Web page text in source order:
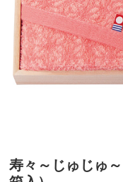
寿々～じゅじゅ